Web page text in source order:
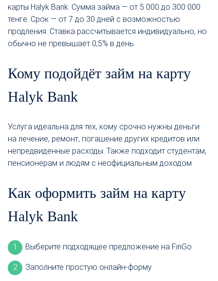
карты Halyk Bank. Сумма займа — от 5 000 до 300 000
тенге. Срок — от 7 до 30 дней с возможностью
продления. Ставка рассчитывается индивидуально, но
обычно не превышает 0,5% в день.
Кому подойдёт займ на карту
Halyk Bank
Услуга идеальна для тех, кому срочно нужны деньги:
на лечение, ремонт, погашение других кредитов или
непредвиденные расходы. Также подходит студентам,
пенсионерам и людям с неофициальным доходом.
Как оформить займ на карту
Halyk Bank
Выберите подходящее предложение на FinGo
Заполните простую онлайн-форму